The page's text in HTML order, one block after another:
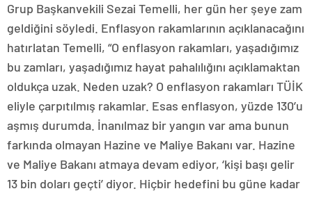
Grup Başkanvekili Sezai Temelli, her gün her şeye zam
geldiğini söyledi. Enflasyon rakamlarının açıklanacağını
hatırlatan Temelli, “O enflasyon rakamları, yaşadığımız
bu zamları, yaşadığımız hayat pahalılığını açıklamaktan
oldukça uzak. Neden uzak? O enflasyon rakamları TÜİK
eliyle çarpıtılmış rakamlar. Esas enflasyon, yüzde 130’u
aşmış durumda. İnanılmaz bir yangın var ama bunun
farkında olmayan Hazine ve Maliye Bakanı var. Hazine
ve Maliye Bakanı atmaya devam ediyor, ‘kişi başı gelir
13 bin doları geçti’ diyor. Hiçbir hedefini bu güne kadar